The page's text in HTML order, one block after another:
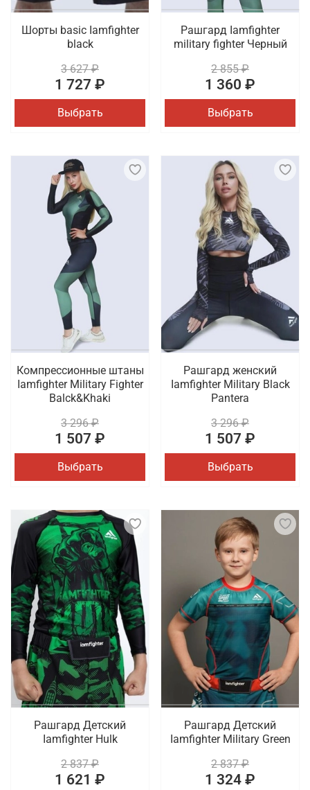
Шорты basic Iamfighter
black
3 627 ₽
1 727 ₽
Выбрать
Рашгард Iamfighter
military fighter Черный
2 855 ₽
1 360 ₽
Выбрать
Компрессионные штаны
Iamfighter Military Fighter
Balck&Khaki
3 296 ₽
1 507 ₽
Выбрать
Рашгард женский
Iamfighter Military Black
Pantera
3 296 ₽
1 507 ₽
Выбрать
Рашгард Детский
Iamfighter Hulk
2 837 ₽
1 621 ₽
Рашгард Детский
Iamfighter Military Green
2 837 ₽
1 324 ₽